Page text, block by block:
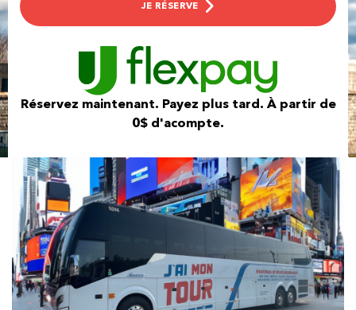
JE RÉSERVE
Réservez maintenant. Payez plus tard. À partir de
0$ d'acompte.